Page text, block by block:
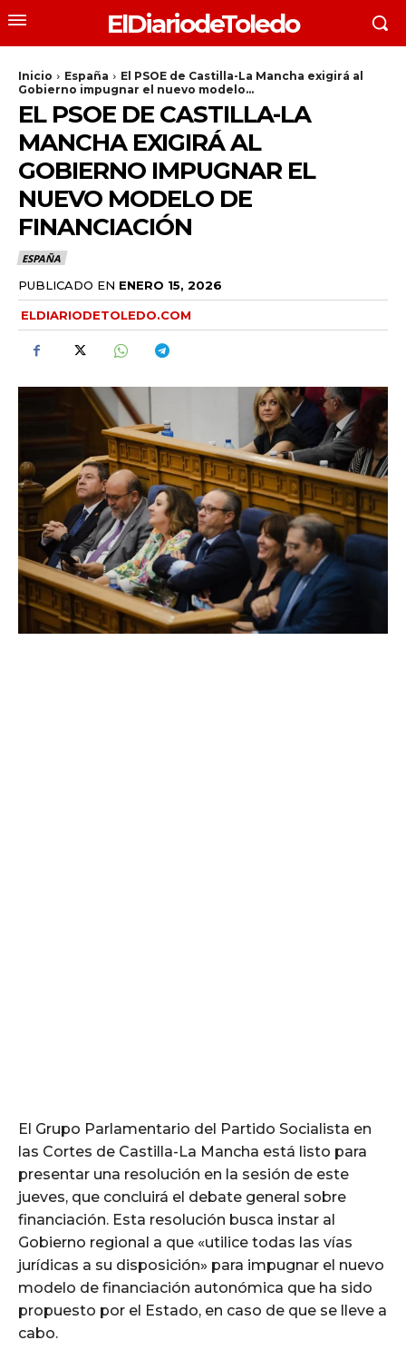
ElDiariodeToledo
Inicio España
El PSOE de Castilla-La Mancha exigirá al
Gobierno impugnar el nuevo modelo...
EL PSOE DE CASTILLA-LA
MANCHA EXIGIRÁ AL
GOBIERNO IMPUGNAR EL
NUEVO MODELO DE
FINANCIACIÓN
ESPAÑA
PUBLICADO EN ENERO 15, 2026
ELDIARIODETOLEDO.COM
El Grupo Parlamentario del Partido Socialista en
las Cortes de Castilla-La Mancha está listo para
presentar una resolución en la sesión de este
jueves, que concluirá el debate general sobre
financiación. Esta resolución busca instar al
Gobierno regional a que «utilice todas las vías
jurídicas a su disposición» para impugnar el nuevo
modelo de financiación autonómica que ha sido
propuesto por el Estado, en caso de que se lleve a
cabo.